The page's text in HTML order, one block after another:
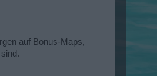
auf Bonus-Maps,